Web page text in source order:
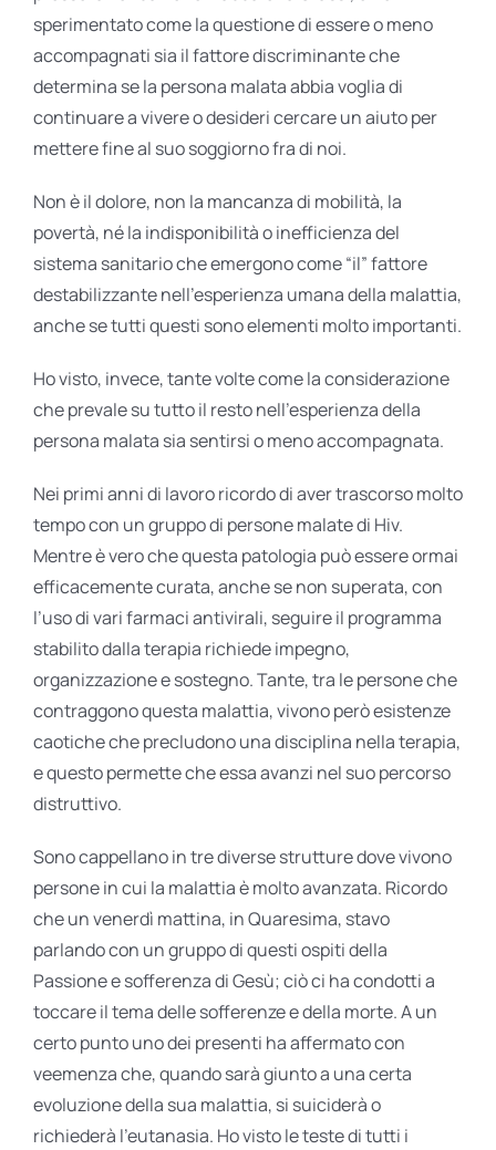
sperimentato come la questione di essere o meno
accompagnati sia il fattore discriminante che
determina se la persona malata abbia voglia di
continuare a vivere o desideri cercare un aiuto per
mettere fine al suo soggiorno fra di noi.
Non è il dolore, non la mancanza di mobilità, la
povertà, né la indisponibilità o inefficienza del
sistema sanitario che emergono come “il” fattore
destabilizzante nell’esperienza umana della malattia,
anche se tutti questi sono elementi molto importanti.
Ho visto, invece, tante volte come la considerazione
che prevale su tutto il resto nell’esperienza della
persona malata sia sentirsi o meno accompagnata.
Nei primi anni di lavoro ricordo di aver trascorso molto
tempo con un gruppo di persone malate di Hiv.
Mentre è vero che questa patologia può essere ormai
efficacemente curata, anche se non superata, con
l’uso di vari farmaci antivirali, seguire il programma
stabilito dalla terapia richiede impegno,
organizzazione e sostegno. Tante, tra le persone che
contraggono questa malattia, vivono però esistenze
caotiche che precludono una disciplina nella terapia,
e questo permette che essa avanzi nel suo percorso
distruttivo.
Sono cappellano in tre diverse strutture dove vivono
persone in cui la malattia è molto avanzata. Ricordo
che un venerdì mattina, in Quaresima, stavo
parlando con un gruppo di questi ospiti della
Passione e sofferenza di Gesù; ciò ci ha condotti a
toccare il tema delle sofferenze e della morte. A un
certo punto uno dei presenti ha affermato con
veemenza che, quando sarà giunto a una certa
evoluzione della sua malattia, si suiciderà o
richiederà l’eutanasia. Ho visto le teste di tutti i